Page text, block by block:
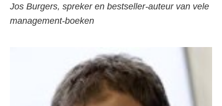
Jos Burgers, spreker en bestseller-auteur van vele
management-boeken